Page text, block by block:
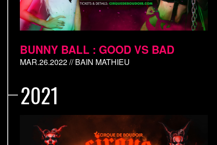
BUNNY BALL : GOOD VS BAD
MAR.26.2022 // BAIN MATHIEU
2021